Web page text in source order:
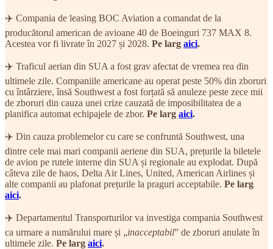
✈️ Compania de leasing BOC Aviation a comandat de la
producătorul american de avioane 40 de Boeinguri 737 MAX 8.
Acestea vor fi livrate în 2027 și 2028. Pe larg aici.
✈️ Traficul aerian din SUA a fost grav afectat de vremea rea din
ultimele zile. Companiile americane au operat peste 50% din zboruri
cu întârziere, însă Southwest a fost forțată să anuleze peste zece mii
de zboruri din cauza unei crize cauzată de imposibilitatea de a
planifica automat echipajele de zbor. Pe larg aici.
✈️ Din cauza problemelor cu care se confruntă Southwest, una
dintre cele mai mari companii aeriene din SUA, prețurile la biletele
de avion pe rutele interne din SUA și regionale au explodat. După
câteva zile de haos, Delta Air Lines, United, American Airlines și
alte companii au plafonat prețurile la praguri acceptabile. Pe larg
aici.
✈️ Departamentul Transporturilor va investiga compania Southwest
ca urmare a numărului mare și „inacceptabil” de zboruri anulate în
ultimele zile. Pe larg aici.